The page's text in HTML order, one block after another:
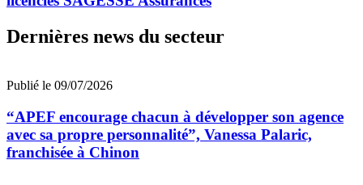
Dernières news du secteur
Publié le 09/07/2026
“APEF encourage chacun à développer son agence
avec sa propre personnalité”, Vanessa Palaric,
franchisée à Chinon